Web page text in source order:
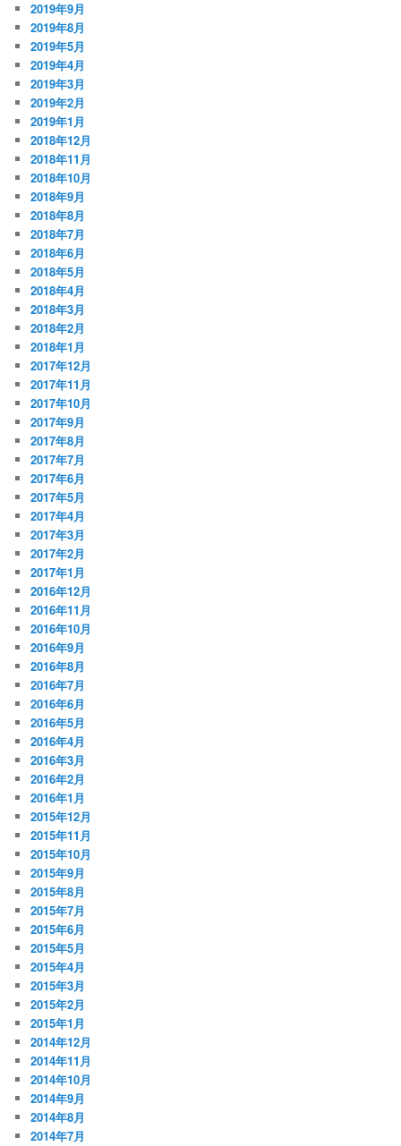
2019年9月
2019年8月
2019年5月
2019年4月
2019年3月
2019年2月
2019年1月
2018年12月
2018年11月
2018年10月
2018年9月
2018年8月
2018年7月
2018年6月
2018年5月
2018年4月
2018年3月
2018年2月
2018年1月
2017年12月
2017年11月
2017年10月
2017年9月
2017年8月
2017年7月
2017年6月
2017年5月
2017年4月
2017年3月
2017年2月
2017年1月
2016年12月
2016年11月
2016年10月
2016年9月
2016年8月
2016年7月
2016年6月
2016年5月
2016年4月
2016年3月
2016年2月
2016年1月
2015年12月
2015年11月
2015年10月
2015年9月
2015年8月
2015年7月
2015年6月
2015年5月
2015年4月
2015年3月
2015年2月
2015年1月
2014年12月
2014年11月
2014年10月
2014年9月
2014年8月
2014年7月